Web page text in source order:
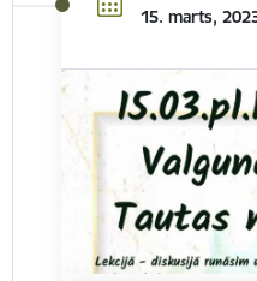
15. marts,